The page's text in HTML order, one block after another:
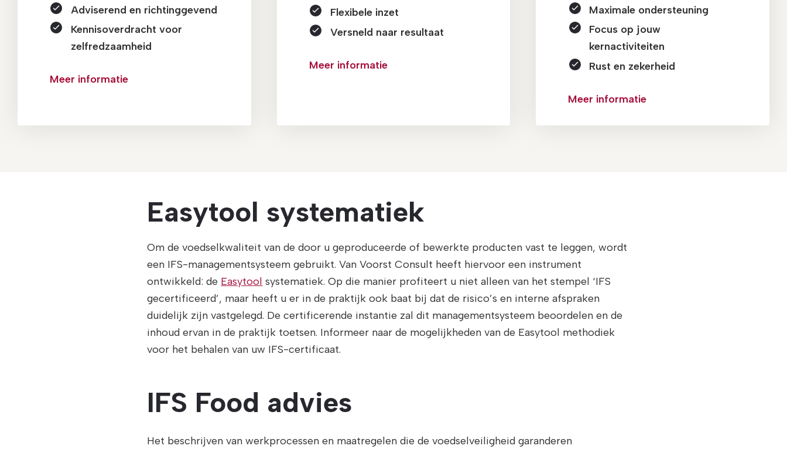
Adviserend en richtinggevend
Kennisoverdracht voor
zelfredzaamheid
Meer informatie
Flexibele inzet
Versneld naar resultaat
Meer informatie
Maximale ondersteuning
Focus op jouw
kernactiviteiten
Rust en zekerheid
Meer informatie
Easytool systematiek
Om de voedselkwaliteit van de door u geproduceerde of bewerkte producten vast te leggen, wordt
een IFS-managementsysteem gebruikt. Van Voorst Consult heeft hiervoor een instrument
ontwikkeld: de Easytool systematiek. Op die manier profiteert u niet alleen van het stempel ‘IFS
gecertificeerd’, maar heeft u er in de praktijk ook baat bij dat de risico’s en interne afspraken
duidelijk zijn vastgelegd. De certificerende instantie zal dit managementsysteem beoordelen en de
inhoud ervan in de praktijk toetsen. Informeer naar de mogelijkheden van de Easytool methodiek
voor het behalen van uw IFS-certificaat.
IFS Food advies
Het beschrijven van werkprocessen en maatregelen die de voedselveiligheid garanderen